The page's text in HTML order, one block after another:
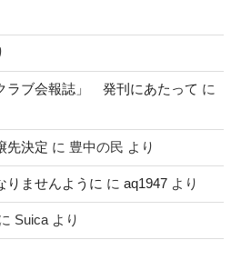
ラブ会報誌」 発刊にあたって に
先決定 に 豊中の民 より
りませんように に aq1947 より
Suica より